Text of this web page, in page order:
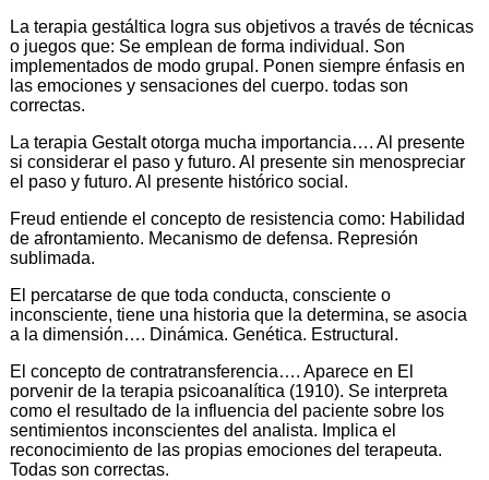
La terapia gestáltica logra sus objetivos a través de técnicas
o juegos que: Se emplean de forma individual. Son
implementados de modo grupal. Ponen siempre énfasis en
las emociones y sensaciones del cuerpo. todas son
correctas.
La terapia Gestalt otorga mucha importancia…. Al presente
si considerar el paso y futuro. Al presente sin menospreciar
el paso y futuro. Al presente histórico social.
Freud entiende el concepto de resistencia como: Habilidad
de afrontamiento. Mecanismo de defensa. Represión
sublimada.
El percatarse de que toda conducta, consciente o
inconsciente, tiene una historia que la determina, se asocia
a la dimensión…. Dinámica. Genética. Estructural.
El concepto de contratransferencia…. Aparece en El
porvenir de la terapia psicoanalítica (1910). Se interpreta
como el resultado de la influencia del paciente sobre los
sentimientos inconscientes del analista. Implica el
reconocimiento de las propias emociones del terapeuta.
Todas son correctas.